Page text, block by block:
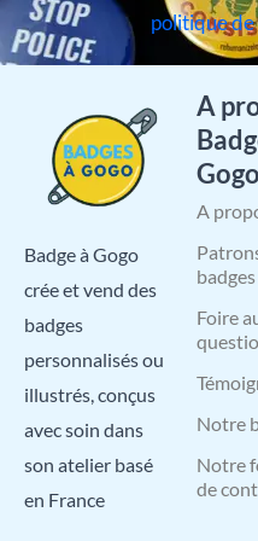
politique
Badge à Gogo
crée et vend des
badges
personnalisés ou
illustrés, conçus
avec soin dans
son atelier basé
en France
A
Gogo
A
badges
Foire
Notre
Notre
de